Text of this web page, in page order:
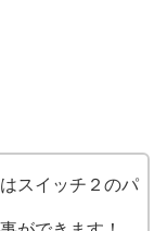
スイッチ２のパ